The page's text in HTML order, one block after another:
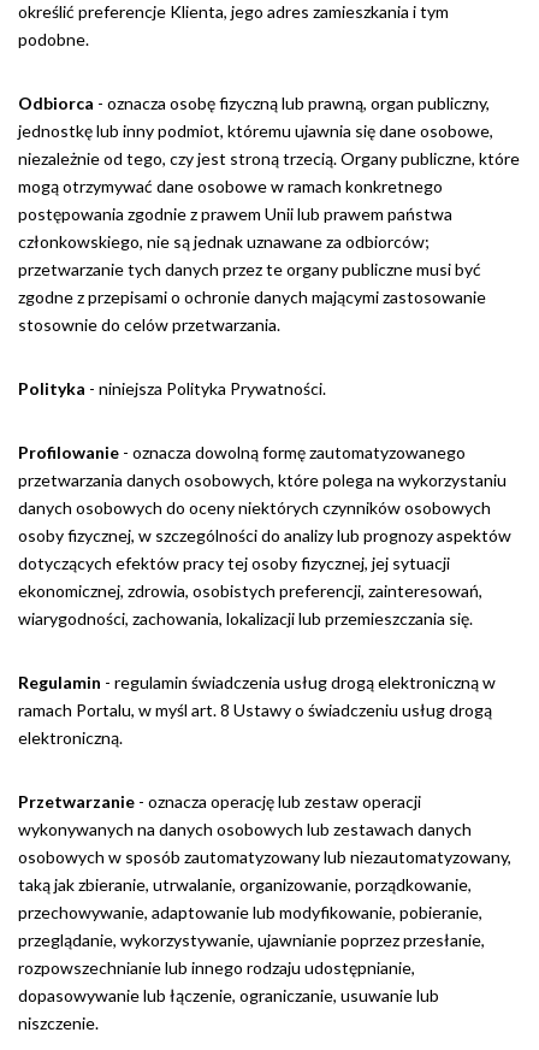
określić preferencje Klienta, jego adres zamieszkania i tym
podobne.
Odbiorca - oznacza osobę fizyczną lub prawną, organ publiczny,
jednostkę lub inny podmiot, któremu ujawnia się dane osobowe,
niezależnie od tego, czy jest stroną trzecią. Organy publiczne, które
mogą otrzymywać dane osobowe w ramach konkretnego
postępowania zgodnie z prawem Unii lub prawem państwa
członkowskiego, nie są jednak uznawane za odbiorców;
przetwarzanie tych danych przez te organy publiczne musi być
zgodne z przepisami o ochronie danych mającymi zastosowanie
stosownie do celów przetwarzania.
Polityka - niniejsza Polityka Prywatności.
Profilowanie - oznacza dowolną formę zautomatyzowanego
przetwarzania danych osobowych, które polega na wykorzystaniu
danych osobowych do oceny niektórych czynników osobowych
osoby fizycznej, w szczególności do analizy lub prognozy aspektów
dotyczących efektów pracy tej osoby fizycznej, jej sytuacji
ekonomicznej, zdrowia, osobistych preferencji, zainteresowań,
wiarygodności, zachowania, lokalizacji lub przemieszczania się.
Regulamin - regulamin świadczenia usług drogą elektroniczną w
ramach Portalu, w myśl art. 8 Ustawy o świadczeniu usług drogą
elektroniczną.
Przetwarzanie - oznacza operację lub zestaw operacji
wykonywanych na danych osobowych lub zestawach danych
osobowych w sposób zautomatyzowany lub niezautomatyzowany,
taką jak zbieranie, utrwalanie, organizowanie, porządkowanie,
przechowywanie, adaptowanie lub modyfikowanie, pobieranie,
przeglądanie, wykorzystywanie, ujawnianie poprzez przesłanie,
rozpowszechnianie lub innego rodzaju udostępnianie,
dopasowywanie lub łączenie, ograniczanie, usuwanie lub
niszczenie.